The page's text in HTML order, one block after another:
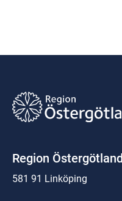
Region Östergötland
581 91 Linköping